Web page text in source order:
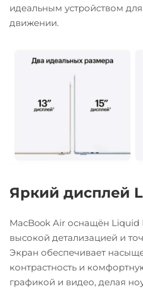
идеальным устройством для
движении.
Яркий дисплей
MacBook Air оснащён Liquid
высокой детализацией и
Экран обеспечивает
контрастность и
графикой и видео, делая